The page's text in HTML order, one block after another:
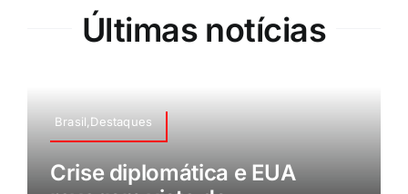
Últimas notícias
Brasil,Destaques
Crise diplomática e EUA